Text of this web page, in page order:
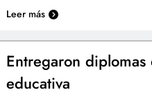
Leer más
Entregaron
educativa